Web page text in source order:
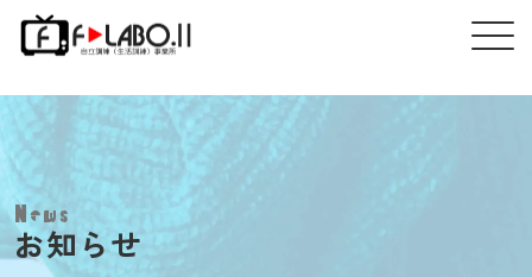
News
お知らせ